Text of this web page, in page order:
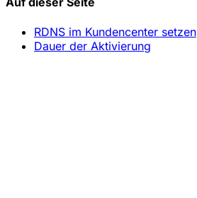
RDNS im Kundencenter setzen
Dauer der Aktivierung